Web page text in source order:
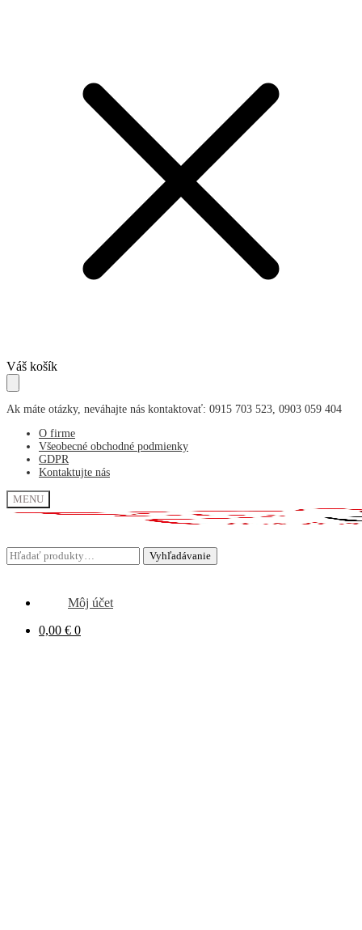
Skip
to
navigation
Skip
to
content
Váš košík
Ak máte otázky, neváhajte nás kontaktovať: 0915 703 523, 0903 059 404
O firme
Všeobecné obchodné podmienky
GDPR
Kontaktujte nás
MENU
Hľadať: Vyhľadávanie
Môj účet
0,00 € 0
Hľadať: Vyhľadávanie